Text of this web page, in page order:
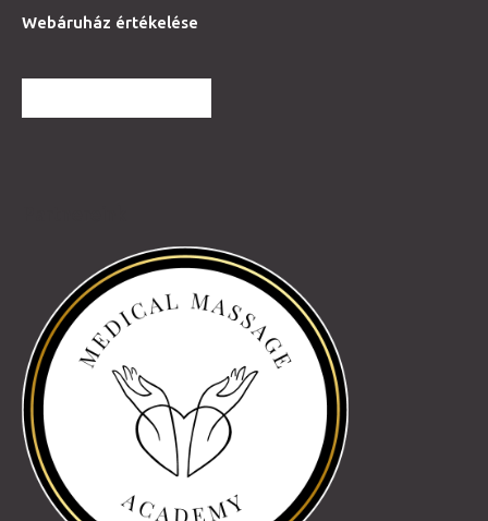
Webáruház értékelése